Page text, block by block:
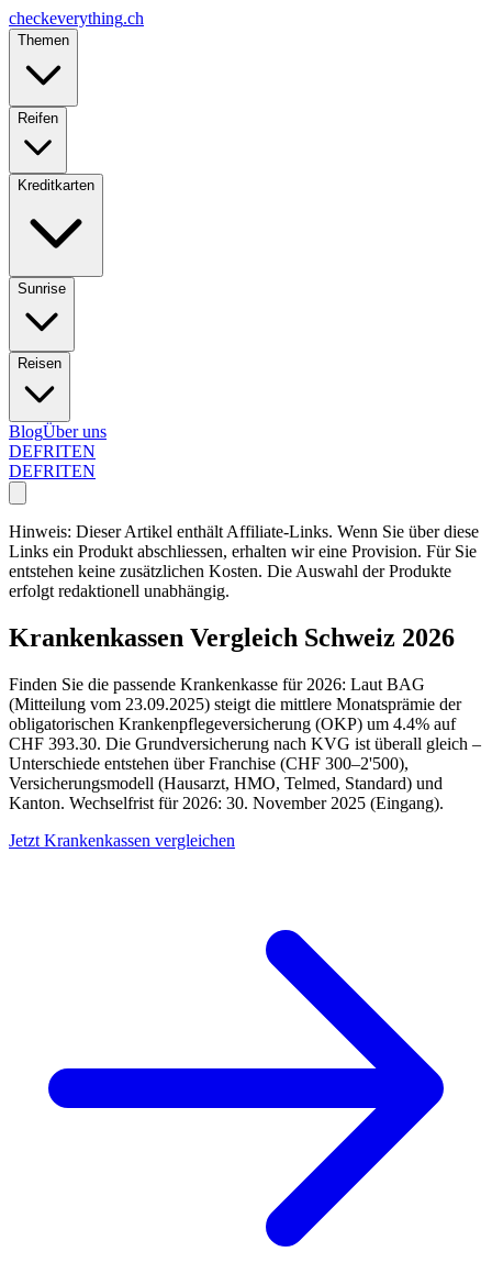
checkeverything.ch
Themen
Reifen
Kreditkarten
Sunrise
Reisen
BlogÜber uns
DEFRITEN
DEFRITEN
Hinweis: Dieser Artikel enthält Affiliate-Links. Wenn Sie über diese
Links ein Produkt abschliessen, erhalten wir eine Provision. Für Sie
entstehen keine zusätzlichen Kosten. Die Auswahl der Produkte
erfolgt redaktionell unabhängig.
Krankenkassen Vergleich Schweiz 2026
Finden Sie die passende Krankenkasse für 2026: Laut BAG
(Mitteilung vom 23.09.2025) steigt die mittlere Monatsprämie der
obligatorischen Krankenpflegeversicherung (OKP) um 4.4% auf
CHF 393.30. Die Grundversicherung nach KVG ist überall gleich –
Unterschiede entstehen über Franchise (CHF 300–2'500),
Versicherungsmodell (Hausarzt, HMO, Telmed, Standard) und
Kanton. Wechselfrist für 2026: 30. November 2025 (Eingang).
Jetzt Krankenkassen vergleichen